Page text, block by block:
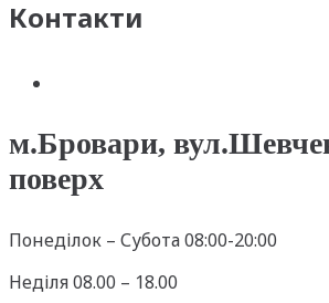
Контакти
м.Бровари,
поверх
Понеділок – Субота 08:00-20:00
Неділя 08.00 – 18.00